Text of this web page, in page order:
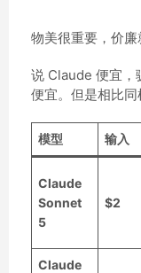
物美很重要，价廉
说 Claude 便宜，
便宜。但是相比同
模型 输入
Claude
Sonnet
5
$2
Claude